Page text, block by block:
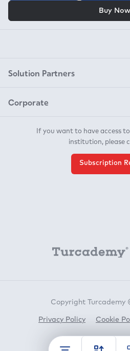
Buy Now
Solution Partners
Corporate
If you want to have access to
institution, please
Subscription
Copyright Turcademy
Privacy Policy Cookie